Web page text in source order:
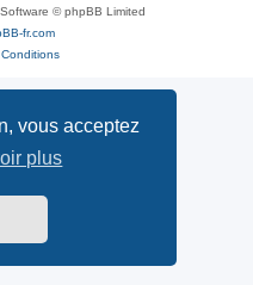
vous acceptez
plus
© phpBB Limited
fr.com
Conditions